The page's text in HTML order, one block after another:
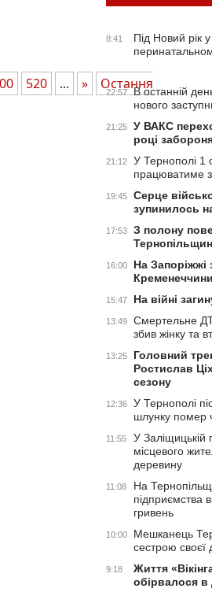
520 ... »
Остання
8:41
Під Новий рік
22:57
В останній
нового
21:25
У ВАКС
році
21:12
У Тернополі 1
працюватиме
19:45
Серце
зупинилось
17:53
З полону
16:00
На Запоріжжі
Кременеччини
15:47 На війні
13:49
Смертельне
збив жінку та
13:25
Головний
Ростислав
сезону
12:36
У Тернополі
шлунку помер
11:55
У Заліщицькій
місцевого
деревину
11:08
На
підприємства
гривень
10:00
Мешканець
сестрою своєї
9:18
Життя
обірвалося в